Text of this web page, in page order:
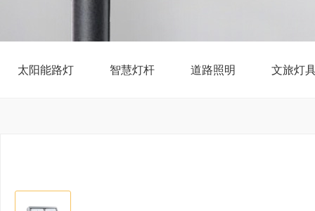
太阳能路灯 智慧灯杆 道路照明 文旅灯